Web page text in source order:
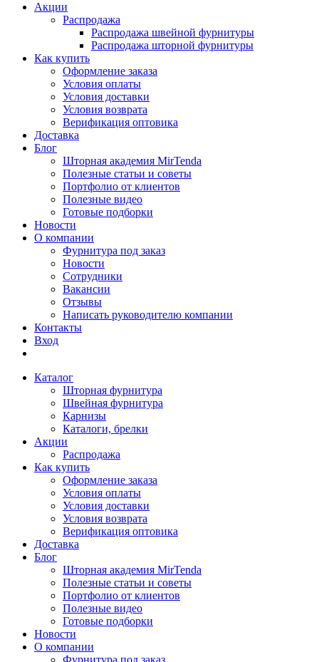
Акции
Распродажа
Распродажа швейной фурнитуры
Распродажа шторной фурнитуры
Как купить
Оформление заказа
Условия оплаты
Условия доставки
Условия возврата
Верификация оптовика
Доставка
Блог
Шторная академия MirTenda
Полезные статьи и советы
Портфолио от клиентов
Полезные видео
Готовые подборки
Новости
О компании
Фурнитура под заказ
Новости
Сотрудники
Вакансии
Отзывы
Написать руководителю компании
Контакты
Вход
Каталог
Шторная фурнитура
Швейная фурнитура
Карнизы
Каталоги, брелки
Акции
Распродажа
Как купить
Оформление заказа
Условия оплаты
Условия доставки
Условия возврата
Верификация оптовика
Доставка
Блог
Шторная академия MirTenda
Полезные статьи и советы
Портфолио от клиентов
Полезные видео
Готовые подборки
Новости
О компании
Фурнитура под заказ